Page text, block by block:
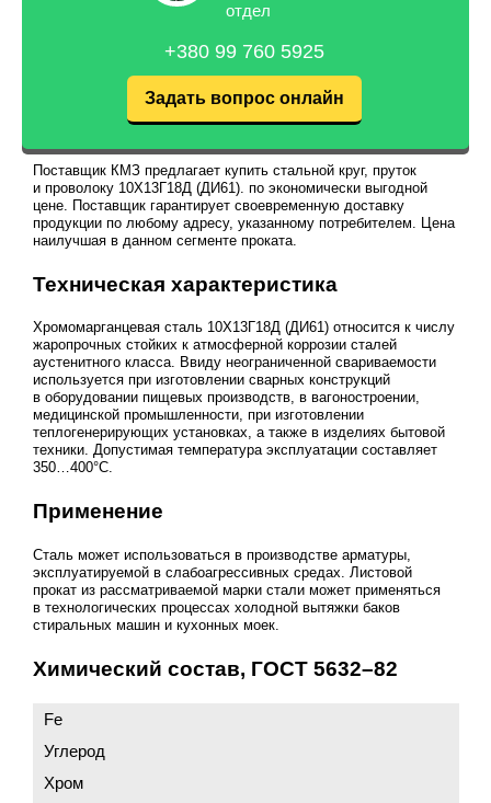
отдел
+380 99 760 5925
Задать вопрос онлайн
Поставщик КМЗ предлагает купить стальной круг, пруток
и проволоку 10Х13Г18Д (ДИ61). по экономически выгодной
цене. Поставщик гарантирует своевременную доставку
продукции по любому адресу, указанному потребителем. Цена
наилучшая в данном сегменте проката.
Техническая характеристика
Хромомарганцевая сталь 10Х13Г18Д (ДИ61) относится к числу
жаропрочных стойких к атмосферной коррозии сталей
аустенитного класса. Ввиду неограниченной свариваемости
используется при изготовлении сварных конструкций
в оборудовании пищевых производств, в вагоностроении,
медицинской промышленности, при изготовлении
теплогенерирующих установках, а также в изделиях бытовой
техники. Допустимая температура эксплуатации составляет
350…400°С.
Применение
Сталь может использоваться в производстве арматуры,
эксплуатируемой в слабоагрессивных средах. Листовой
прокат из рассматриваемой марки стали может применяться
в технологических процессах холодной вытяжки баков
стиральных машин и кухонных моек.
Химический состав, ГОСТ 5632–82
Fe
Углерод
Хром